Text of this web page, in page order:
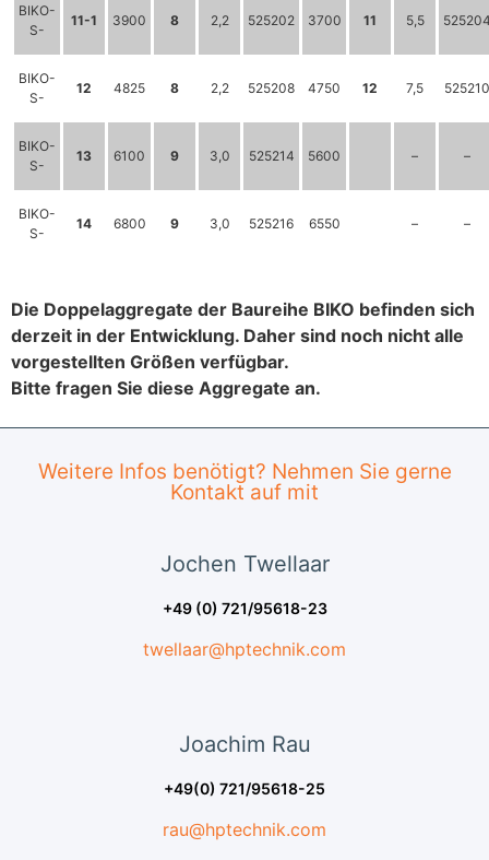
BIKO-
S-
11-1 3900 8 2,2 525202 3700 11 5,5
BIKO-
S-
12 4825 8 2,2 525208 4750 12 7,5 525210
BIKO-
S-
13 6100 9 3,0 525214 5600 – –
BIKO-
S-
14 6800 9 3,0 525216 6550 – –
Die Doppelaggregate der Baureihe BIKO befinden sich
derzeit in der Entwicklung. Daher sind noch nicht alle
vorgestellten Größen verfügbar.
Bitte fragen Sie diese Aggregate an.
Weitere Infos benötigt? Nehmen Sie gerne
Kontakt auf mit
Jochen Twellaar
+49 (0) 721/95618-23
twellaar@hptechnik.com
Joachim Rau
+49(0) 721/95618-25
rau@hptechnik.com